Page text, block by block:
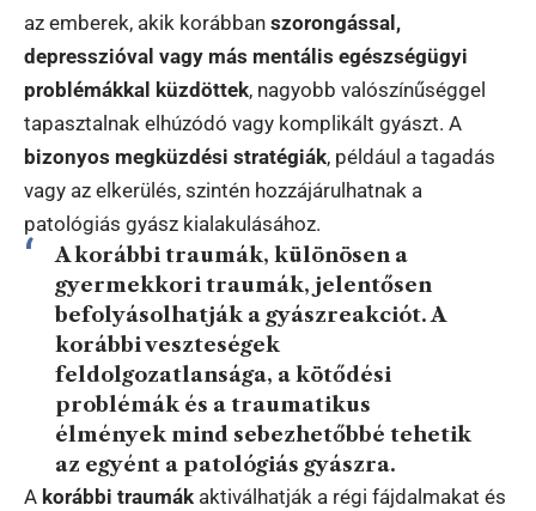
az emberek, akik korábban szorongással,
depresszióval vagy más mentális egészségügyi
problémákkal küzdöttek, nagyobb valószínűséggel
tapasztalnak elhúzódó vagy komplikált gyászt. A
bizonyos megküzdési stratégiák, például a tagadás
vagy az elkerülés, szintén hozzájárulhatnak a
patológiás gyász kialakulásához.
A korábbi traumák, különösen a
gyermekkori traumák, jelentősen
befolyásolhatják a gyászreakciót. A
korábbi veszteségek
feldolgozatlansága, a kötődési
problémák és a traumatikus
élmények mind sebezhetőbbé tehetik
az egyént a patológiás gyászra.
A korábbi traumák aktiválhatják a régi fájdalmakat és